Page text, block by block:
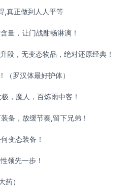
,真正做到人人平等
量，让门战酣畅淋漓！
，无变态物品，绝对还原经典！
罗汉体最好护体）
，魔人，百炼雨中客！
备，放缓节奏,留下兄弟！
变态装备！
领先一步！
）